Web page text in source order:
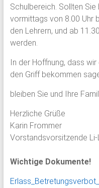
Schulbereich. Sollten
vormittags von 8.00 Uhr
den Lehrern, und ab
werden.
In der Hoffnung, dass
den Griff bekommen
bleiben Sie und Ihre
Herzliche Grüße
Karin Frommer
Vorstandsvorsitzende Li-
Wichtige Dokumente!